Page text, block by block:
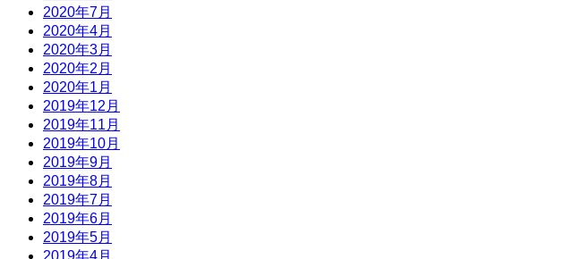
2020年7月
2020年4月
2020年3月
2020年2月
2020年1月
2019年12月
2019年11月
2019年10月
2019年9月
2019年8月
2019年7月
2019年6月
2019年5月
2019年4月